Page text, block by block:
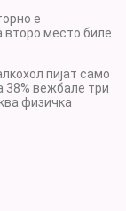
е
второ место биле
пијат само
38% вежбале три
физичка